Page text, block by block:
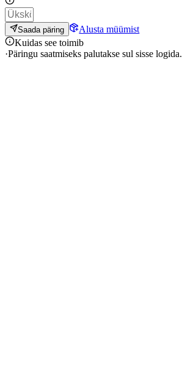
Saada päring
Alusta müümist
Kuidas see toimib
·Päringu saatmiseks palutakse sul sisse logida.